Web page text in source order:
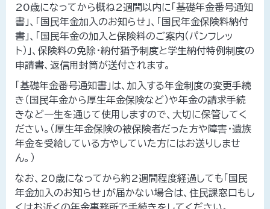
20歳になってから概ね2週間以内に「基礎年金番号通知
書」、「国民年金加入のお知らせ」、「国民年金保険料納付
書」、「国民年金の加入と保険料のご案内（パンフレッ
ト）」、保険料の免除・納付猶予制度と学生納付特例制度の
申請書、返信用封筒が送付されます。
「基礎年金番号通知書」は、加入する年金制度の変更手続
き（国民年金から厚生年金保険など）や年金の請求手続
きなど一生を通じて使用しますので、大切に保管してく
ださい。（厚生年金保険の被保険者だった方や障害・遺族
年金を受給している方やしていた方にはお送りしませ
ん。）
なお、20歳になってから約2週間程度経過しても「国民
年金加入のお知らせ」が届かない場合は、住民課窓口もし
くはお近くの年金事務所で手続きをしてください。